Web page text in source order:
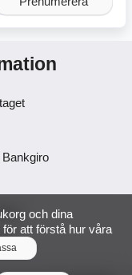
och dina
att förstå hur våra